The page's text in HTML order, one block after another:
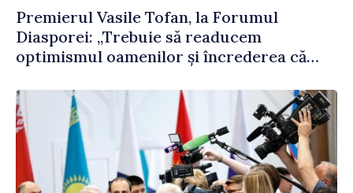
Premierul Vasile Tofan, la Forumul
Diasporei: „Trebuie să readucem
optimismul oamenilor și încrederea că
corectă”